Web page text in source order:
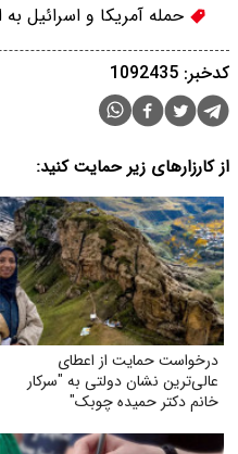
حمله آمریکا و اسرائیل به
کدخبر: 1092435
از کارزارهای زیر حمایت کنید:
درخواست حمایت از اعطای
عالی‌ترین نشان دولتی به "سرکار
خانم دکتر حمیده چوبک"